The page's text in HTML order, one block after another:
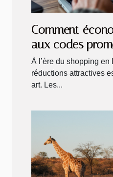
Comment
aux codes
ligne ?
À l’ère du shopping en
réductions attractives
art. Les...